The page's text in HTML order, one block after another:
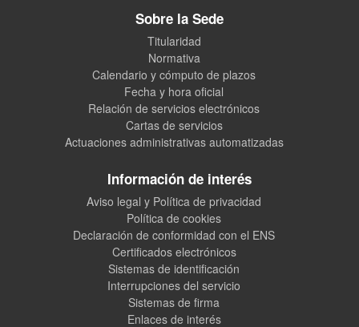
Sobre la Sede
Titularidad
Normativa
Calendario y cómputo de plazos
Fecha y hora oficial
Relación de servicios electrónicos
Cartas de servicios
Actuaciones administrativas automatizadas
Información de interés
Aviso legal y Política de privacidad
Política de cookies
Declaración de conformidad con el ENS
Certificados electrónicos
Sistemas de identificación
Interrupciones del servicio
Sistemas de firma
Enlaces de interés